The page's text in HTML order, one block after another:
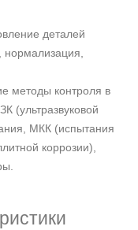
деталей
нормализация,
методы контроля в
(ультразвуковой
МКК (испытания
коррозии),